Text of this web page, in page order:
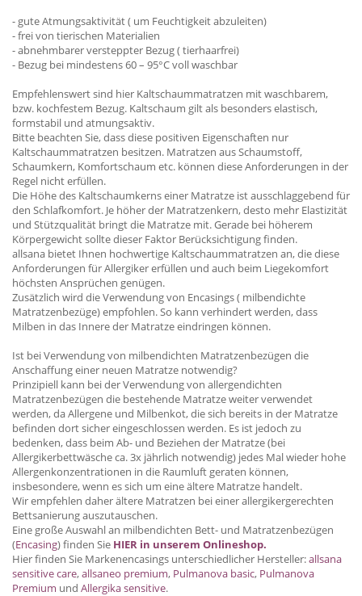
- gute Atmungsaktivität ( um Feuchtigkeit abzuleiten)
- frei von tierischen Materialien
- abnehmbarer versteppter Bezug ( tierhaarfrei)
- Bezug bei mindestens 60 – 95°C voll waschbar
Empfehlenswert sind hier Kaltschaummatratzen mit waschbarem,
bzw. kochfestem Bezug. Kaltschaum gilt als besonders elastisch,
formstabil und atmungsaktiv.
Bitte beachten Sie, dass diese positiven Eigenschaften nur
Kaltschaummatratzen besitzen. Matratzen aus Schaumstoff,
Schaumkern, Komfortschaum etc. können diese Anforderungen in der
Regel nicht erfüllen.
Die Höhe des Kaltschaumkerns einer Matratze ist ausschlaggebend für
den Schlafkomfort. Je höher der Matratzenkern, desto mehr Elastizität
und Stützqualität bringt die Matratze mit. Gerade bei höherem
Körpergewicht sollte dieser Faktor Berücksichtigung finden.
allsana bietet Ihnen hochwertige Kaltschaummatratzen an, die diese
Anforderungen für Allergiker erfüllen und auch beim Liegekomfort
höchsten Ansprüchen genügen.
Zusätzlich wird die Verwendung von Encasings ( milbendichte
Matratzenbezüge) empfohlen. So kann verhindert werden, dass
Milben in das Innere der Matratze eindringen können.
Ist bei Verwendung von milbendichten Matratzenbezügen die
Anschaffung einer neuen Matratze notwendig?
Prinzipiell kann bei der Verwendung von allergendichten
Matratzenbezügen die bestehende Matratze weiter verwendet
werden, da Allergene und Milbenkot, die sich bereits in der Matratze
befinden dort sicher eingeschlossen werden. Es ist jedoch zu
bedenken, dass beim Ab- und Beziehen der Matratze (bei
Allergikerbettwäsche ca. 3x jährlich notwendig) jedes Mal wieder hohe
Allergenkonzentrationen in die Raumluft geraten können,
insbesondere, wenn es sich um eine ältere Matratze handelt.
Wir empfehlen daher ältere Matratzen bei einer allergikergerechten
Bettsanierung auszutauschen.
Eine große Auswahl an milbendichten Bett- und Matratzenbezügen
(Encasing) finden Sie HIER in unserem Onlineshop.
Hier finden Sie Markenencasings unterschiedlicher Hersteller:allsana
sensitive care,allsaneo premium, Pulmanova basic, Pulmanova
Premium und Allergika sensitive.